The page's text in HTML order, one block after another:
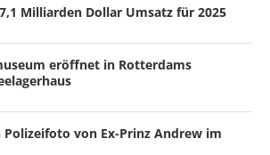
Milliarden Dollar Umsatz für 2025
eröffnet in Rotterdams
von Ex-Prinz Andrew im